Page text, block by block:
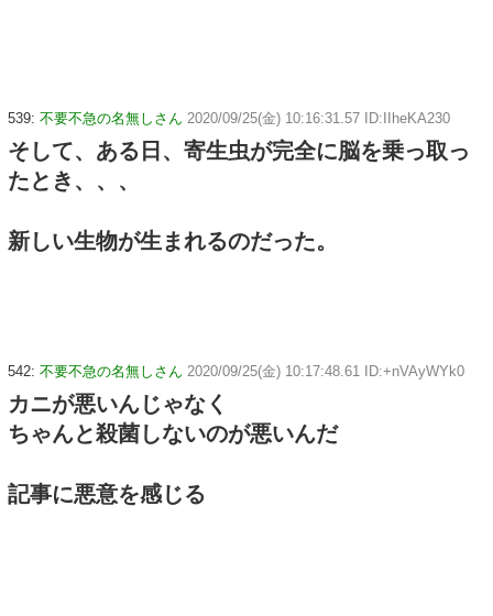
539: 不要不急の名無しさん 2020/09/25(金) 10:16:31.57 ID:IIheKA230
そして、ある日、寄生虫が完全に脳を乗っ取っ
たとき、、、
新しい生物が生まれるのだった。
542: 不要不急の名無しさん 2020/09/25(金) 10:17:48.61 ID:+nVAyWYk0
カニが悪いんじゃなく
ちゃんと殺菌しないのが悪いんだ
記事に悪意を感じる